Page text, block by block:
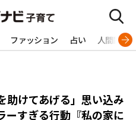
ファッション 占い 人間関係
助けてあげる」思い込み
ーすぎる行動『私の家に